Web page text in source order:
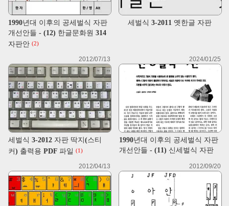
1990년대 이후의 공세벌식 자판
개선안들 - (12) 한글문화원 314
자판안(2)
세벌식 3-2011 옛한글 자판
2012/07/13
세벌식 3-2012 자판 딱지(스티
커) 출력용 PDF 파일(1)
2024/01/25
1990년대 이후의 공세벌식 자판
개선안들 - (11) 신세벌식 자판
2012/04/13 2012/09/20